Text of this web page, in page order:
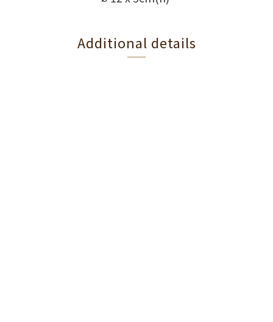
Additional details